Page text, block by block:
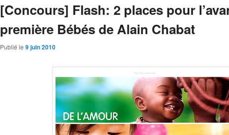
[Concours] Flash: 2 places pour
première Bébés de Alain Chabat
Publié le 9 juin 2010